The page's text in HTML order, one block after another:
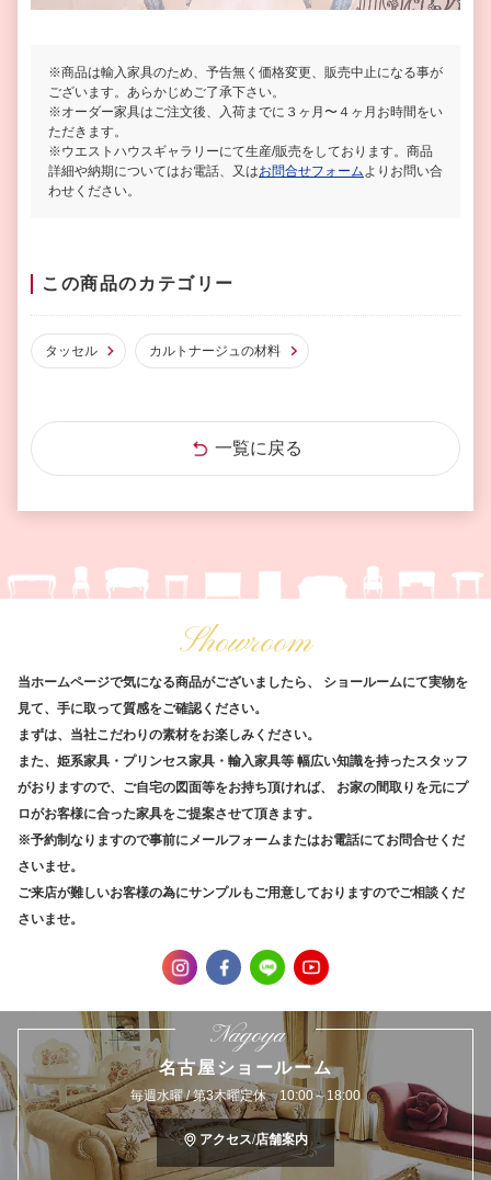
※商品は輸入家具のため、予告無く価格変更、販売中止になる事が
ございます。あらかじめご了承下さい。
※オーダー家具はご注文後、入荷までに３ヶ月〜４ヶ月お時間をい
ただきます。
※ウエストハウスギャラリーにて生産/販売をしております。商品
詳細や納期についてはお電話、又はお問合せフォーム よりお問い合
わせください。
この商品のカテゴリー
タッセル カルトナージュの材料
一覧に戻る
Showroom
当ホームページで気になる商品がございましたら、
ショールームにて実物を
見て、手に取って質感をご確認ください。
まずは、当社こだわりの素材をお楽しみください。
また、姫系家具・プリンセス家具・輸入家具等 幅広い知識を持ったスタッフ
がおりますので、ご自宅の図面等をお持ち頂ければ、
お家の間取りを元にプ
ロがお客様に合った家具をご提案させて頂きます。
※予約制なりますので事前にメールフォームまたはお電話にてお問合せくだ
さいませ。
ご来店が難しいお客様の為にサンプルもご用意しておりますのでご相談くだ
さいませ。
Nagoya
名古屋ショールーム
毎週水曜 / 第3木曜定休 10:00～18:00
アクセス/店舗案内